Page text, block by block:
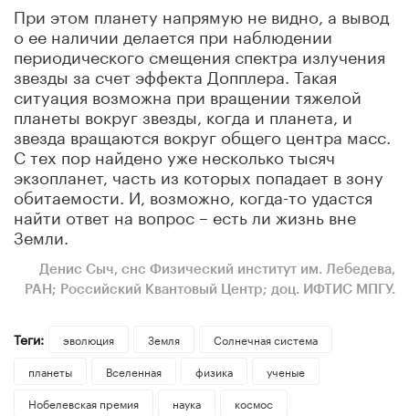
При этом планету напрямую не видно, а вывод
о ее наличии делается при наблюдении
периодического смещения спектра излучения
звезды за счет эффекта Допплера. Такая
ситуация возможна при вращении тяжелой
планеты вокруг звезды, когда и планета, и
звезда вращаются вокруг общего центра масс.
С тех пор найдено уже несколько тысяч
экзопланет, часть из которых попадает в зону
обитаемости. И, возможно, когда-то удастся
найти ответ на вопрос – есть ли жизнь вне
Земли.
Денис Сыч, снс Физический институт им. Лебедева,
РАН; Российский Квантовый Центр; доц. ИФТИС МПГУ.
Теги: эволюция Земля
Солнечная система
планеты
Вселенная физика
ученые
Нобелевская премия
наука космос